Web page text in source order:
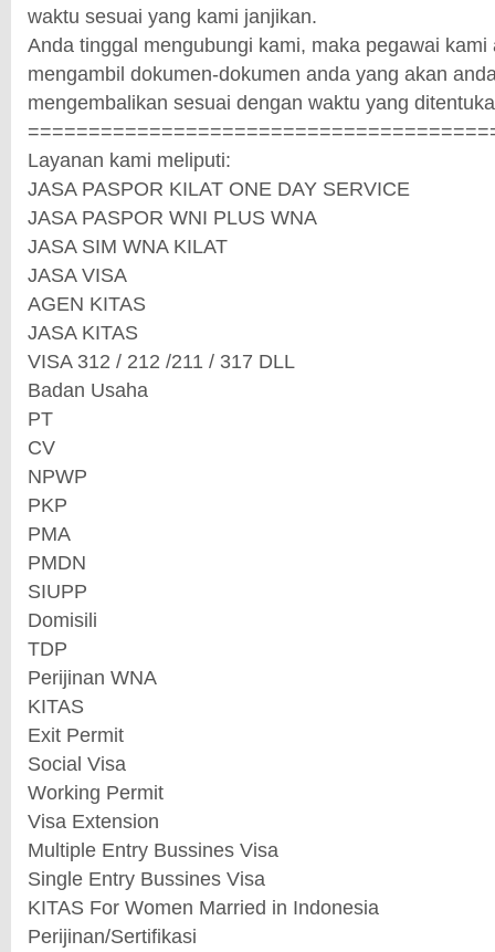
waktu sesuai yang kami janjikan.
Anda tinggal mengubungi kami, maka pegawai kami
mengambil dokumen-dokumen anda yang akan
mengembalikan sesuai dengan waktu yang
Layanan kami meliputi:
JASA PASPOR KILAT ONE DAY SERVICE
JASA PASPOR WNI PLUS WNA
JASA SIM WNA KILAT
JASA VISA
AGEN KITAS
JASA KITAS
VISA 312 / 212 /211 / 317 DLL
Badan Usaha
PT
CV
NPWP
PKP
PMA
PMDN
SIUPP
Domisili
TDP
Perijinan WNA
KITAS
Exit Permit
Social Visa
Working Permit
Visa Extension
Multiple Entry Bussines Visa
Single Entry Bussines Visa
KITAS For Women Married in Indonesia
Perijinan/Sertifikasi